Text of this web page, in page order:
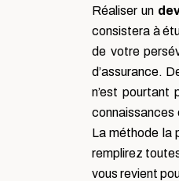
Réaliser un
consistera à
de votre
d’assurance.
n’est pourtant
connaissances
La méthode la
remplirez
vous revient